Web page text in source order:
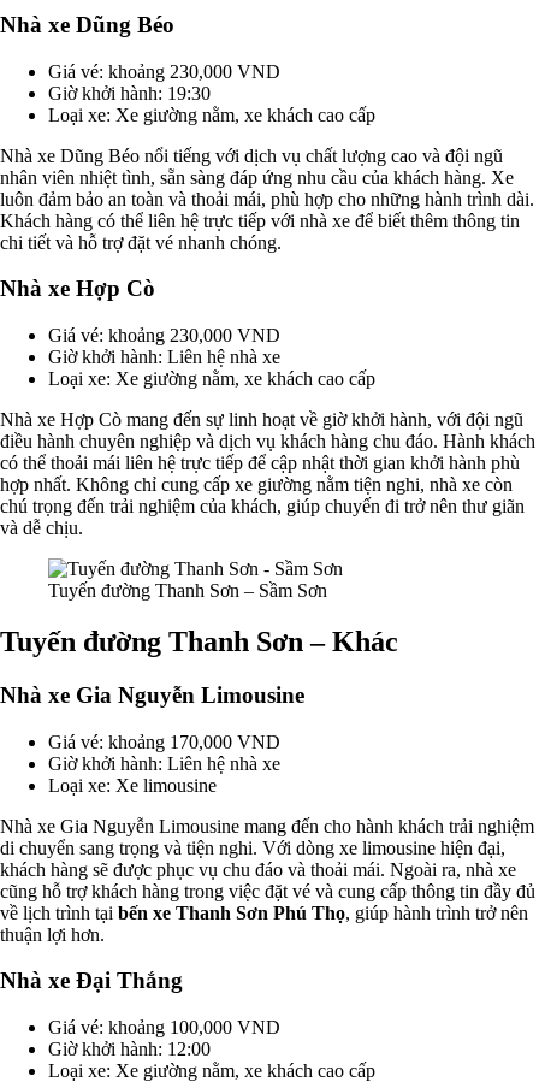
Nhà xe Dũng Béo
Giá vé: khoảng 230,000 VND
Giờ khởi hành: 19:30
Loại xe: Xe giường nằm, xe khách cao cấp
Nhà xe Dũng Béo nổi tiếng với dịch vụ chất lượng cao và đội ngũ
nhân viên nhiệt tình, sẵn sàng đáp ứng nhu cầu của khách hàng. Xe
luôn đảm bảo an toàn và thoải mái, phù hợp cho những hành trình dài.
Khách hàng có thể liên hệ trực tiếp với nhà xe để biết thêm thông tin
chi tiết và hỗ trợ đặt vé nhanh chóng.
Nhà xe Hợp Cò
Giá vé: khoảng 230,000 VND
Giờ khởi hành: Liên hệ nhà xe
Loại xe: Xe giường nằm, xe khách cao cấp
Nhà xe Hợp Cò mang đến sự linh hoạt về giờ khởi hành, với đội ngũ
điều hành chuyên nghiệp và dịch vụ khách hàng chu đáo. Hành khách
có thể thoải mái liên hệ trực tiếp để cập nhật thời gian khởi hành phù
hợp nhất. Không chỉ cung cấp xe giường nằm tiện nghi, nhà xe còn
chú trọng đến trải nghiệm của khách, giúp chuyến đi trở nên thư giãn
và dễ chịu.
Tuyến đường Thanh Sơn – Sầm Sơn
Tuyến đường Thanh Sơn – Khác
Nhà xe Gia Nguyễn Limousine
Giá vé: khoảng 170,000 VND
Giờ khởi hành: Liên hệ nhà xe
Loại xe: Xe limousine
Nhà xe Gia Nguyễn Limousine mang đến cho hành khách trải nghiệm
di chuyển sang trọng và tiện nghi. Với dòng xe limousine hiện đại,
khách hàng sẽ được phục vụ chu đáo và thoải mái. Ngoài ra, nhà xe
cũng hỗ trợ khách hàng trong việc đặt vé và cung cấp thông tin đầy đủ
về lịch trình tại bến xe Thanh Sơn Phú Thọ, giúp hành trình trở nên
thuận lợi hơn.
Nhà xe Đại Thắng
Giá vé: khoảng 100,000 VND
Giờ khởi hành: 12:00
Loại xe: Xe giường nằm, xe khách cao cấp